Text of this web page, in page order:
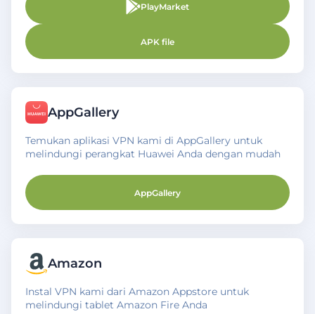
PlayMarket
APK file
AppGallery
Temukan aplikasi VPN kami di AppGallery untuk
melindungi perangkat Huawei Anda dengan mudah
AppGallery
Amazon
Instal VPN kami dari Amazon Appstore untuk
melindungi tablet Amazon Fire Anda